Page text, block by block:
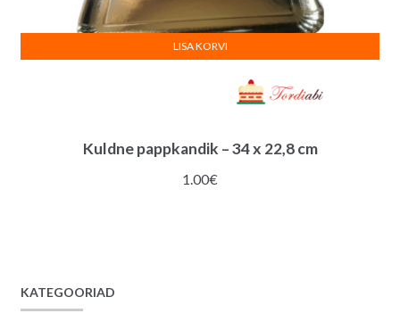
Kuldne pappkandik – 34 x 22,8 cm
1.00€
LISA KORVI
KATEGOORIAD